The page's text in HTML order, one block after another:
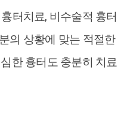
터치료, 비수술적 흉터
의 상황에 맞는 적절한
한 흉터도 충분히 치료